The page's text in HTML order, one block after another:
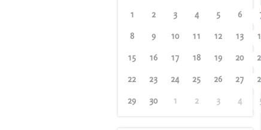
1
2 3 4 5 6
8 9 10 11 12 13
15 16 17 18 19 20
22 23 24 25 26 27
29 30 1 2 3 4